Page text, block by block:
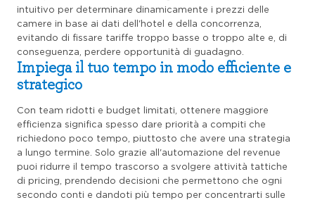
intuitivo per determinare dinamicamente i prezzi delle
camere in base ai dati dell'hotel e della concorrenza,
evitando di fissare tariffe troppo basse o troppo alte e, di
conseguenza, perdere opportunità di guadagno.
Impiega il tuo tempo in modo efficiente e
strategico
Con team ridotti e budget limitati, ottenere maggiore
efficienza significa spesso dare priorità a compiti che
richiedono poco tempo, piuttosto che avere una strategia
a lungo termine. Solo grazie all'automazione del revenue
puoi ridurre il tempo trascorso a svolgere attività tattiche
di pricing, prendendo decisioni che permettono che ogni
secondo conti e dandoti più tempo per concentrarti sulle